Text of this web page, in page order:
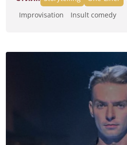
Improvisation
Insult comedy